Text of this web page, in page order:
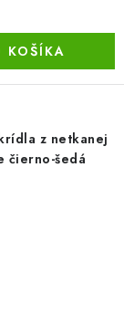
nás
KOŠÍKA
z netkanej
čierno-šedá